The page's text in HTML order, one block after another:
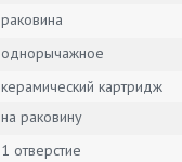
раковина
однорычажное
керамический картридж
на раковину
1 отверстие